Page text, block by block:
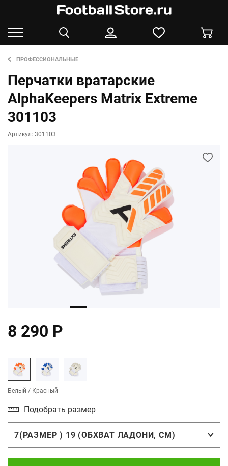
ПРОФЕССИОНАЛЬНЫЕ
Перчатки вратарские
AlphaKeepers Matrix Extreme
301103
Артикул: 301103
8 290 Р
Белый / Красный
Подобрать размер
7(РАЗМЕР ) 19 (ОБХВАТ ЛАДОНИ, СМ)